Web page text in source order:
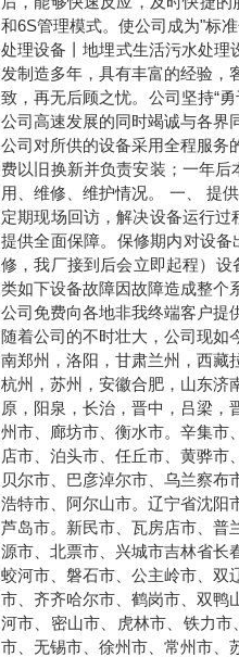
和6S管理模式。使公司成为"标
处理设备丨地埋式生活污水处理
发制造多年，具有丰富的经验，
致，再无后顾之忧。公司坚持“
公司高速发展的同时竭诚与各界
公司对所供的设备采用全程服务
费以旧换新并负责安装；一年
用、维修、维护情况。
一、 提
定期现场回访，解决设备运行过
提供全面保障。保修期内对设
修，我厂接到后会立即起程）设
类如下设备故障因故障造成整个
公司免费向各地非我终端客户提
随着公司的不时壮大，公司现如
南郑州，洛阳，甘肃兰州，西藏
杭州，苏州，安徽合肥，山东济
原，阳泉，长治，晋中，吕梁
州市、廊坊市、衡水市。辛集市
店市、泊头市、任丘市、黄骅
贝尔市、巴彦淖尔市、乌兰察
浩特市、阿尔山市。辽宁省沈阳
芦岛市。新民市、瓦房店市、普
源市、北票市、兴城市吉林省长
蛟河市、磐石市、公主岭市、双
市、齐齐哈尔市、鹤岗市、双鸭
河市、密山市、虎林市、铁力
市、无锡市、徐州市、常州市、